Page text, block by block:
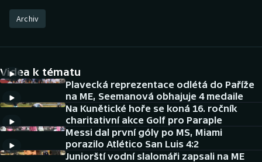
Atletika
DALŠÍ SPORTY
Americký fotbal
Baseball a softbal
NEPŘEHLÉDNĚTE
Archiv
Videa k tématu
Plavecká reprezentace odlétá do Paříže
na ME, Seemanová obhajuje 4 medaile
Na Kunětické hoře se koná 16. ročník
charitativní akce Golf pro Paraple
Messi dal první góly po MS, Miami
porazilo Atlético San Luis 4:2
Juniorští vodní slalomáři zapsali na ME